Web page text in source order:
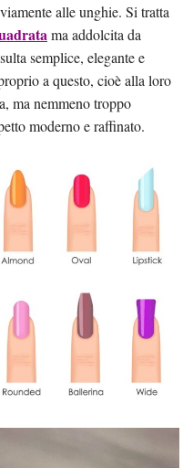
alle unghie. Si tratta
ma addolcita da
semplice, elegante e
a questo, cioè alla loro
ma nemmeno troppo
moderno e raffinato.